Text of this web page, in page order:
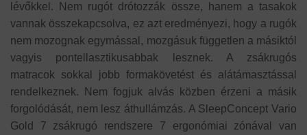
lévőkkel. Nem rugót drótozzák össze, hanem a tasakok
vannak összekapcsolva, ez azt eredményezi, hogy a rugók
nem mozognak egymással, mozgásuk független a másiktól
vagyis pontellasztikusabbak lesznek. A zsákrugós
matracok sokkal jobb formakövetést és alátámasztással
rendelkeznek. Nem fogjuk alvás közben érzeni a másik
forgolódását, nem lesz áthullámzás. A SleepConcept Vario
Gold 7 zsákrugó rendszere 7 ergonómiai zónával van